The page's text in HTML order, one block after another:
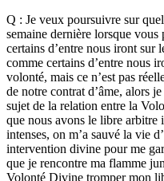
Q : Je veux poursuivre sur
semaine dernière lorsque
certains d’entre nous iront sur
comme certains d’entre nous
volonté, mais ce n’est pas
de notre contrat d’âme, alors
sujet de la relation entre la
que nous avons le libre arbitre
intenses, on m’a sauvé la vie
intervention divine pour me
que je rencontre ma flamme
Volonté Divine tromper mon